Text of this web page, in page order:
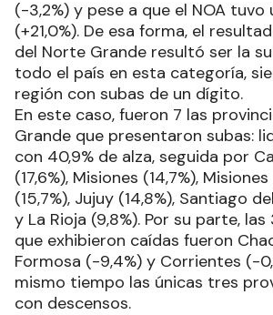
(-3,2%) y pese a que el NOA tuvo
(+21,0%). De esa forma, el
del Norte Grande resultó ser la
todo el país en esta categoría,
región con subas de un dígito.
En este caso, fueron 7 las
Grande que presentaron subas:
con 40,9% de alza, seguida por
(17,6%), Misiones (14,7%),
(15,7%), Jujuy (14,8%), Santiago
y La Rioja (9,8%). Por su parte,
que exhibieron caídas fueron
Formosa (-9,4%) y Corrientes (-
mismo tiempo las únicas tres
con descensos.